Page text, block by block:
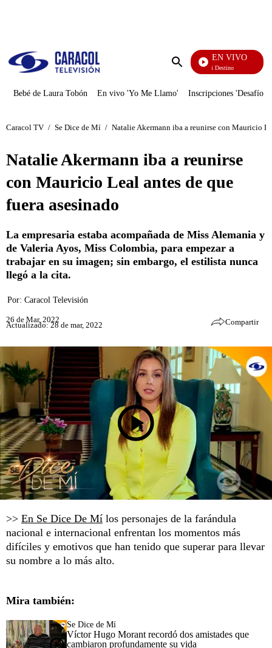
Enviar
EN VIVO
El Juego De Mi Destino
Bebé de Laura Tobón En vivo 'Yo Me Llamo' Inscripciones 'Desafío'
Caracol TV / Se Dice de Mí / Natalie Akermann iba a reunirse con Mauricio
Natalie Akermann iba a reunirse
con Mauricio Leal antes de que
fuera asesinado
La empresaria estaba acompañada de Miss Alemania y
de Valeria Ayos, Miss Colombia, para empezar a
trabajar en su imagen; sin embargo, el estilista nunca
llegó a la cita.
Por: Caracol Televisión
26 de Mar, 2022
Actualizado: 28 de mar, 2022 Compartir
>> En Se Dice De Mí los personajes de la farándula
nacional e internacional enfrentan los momentos más
difíciles y emotivos que han tenido que superar para llevar
su nombre a lo más alto.
Mira también:
Se Dice de Mí
Víctor Hugo Morant recordó dos amistades que
cambiaron profundamente su vida